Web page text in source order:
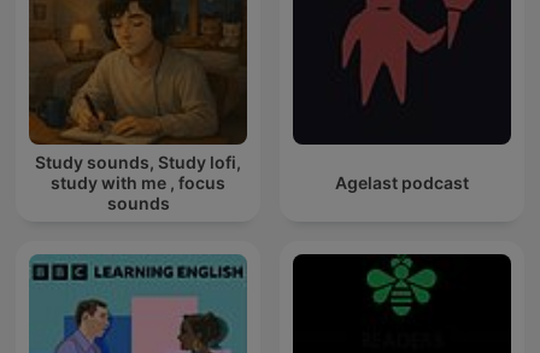
Study sounds, Study lofi,
study with me , focus
sounds
Agelast podcast